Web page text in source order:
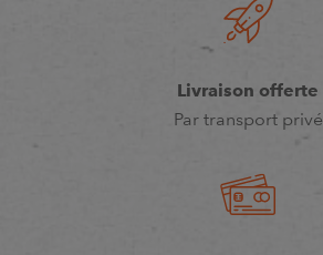
Livraison offerte
Par transport privé